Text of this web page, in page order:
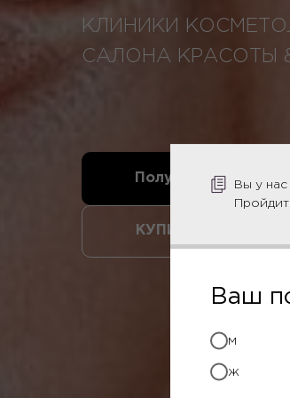
КЛИНИКИ
САЛОНА КРАСОТЫ &
Получить скидку
КУПИТЬ
Вы у
Ваш
м
ж